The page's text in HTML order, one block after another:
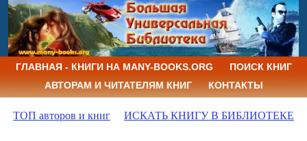
ГЛАВНАЯ - КНИГИ НА MANY-BOOKS.ORG
ПОИСК КНИГ
АВТОРАМ И ЧИТАТЕЛЯМ КНИГ
КОНТАКТЫ
ТОП авторов и книг ИСКАТЬ КНИГУ В БИБЛИОТЕКЕ